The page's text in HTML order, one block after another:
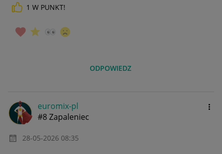
1 W PUNKT!
ODPOWIEDZ
euromix-pl
#8 Zapaleniec
‎28-05-2026 08:35